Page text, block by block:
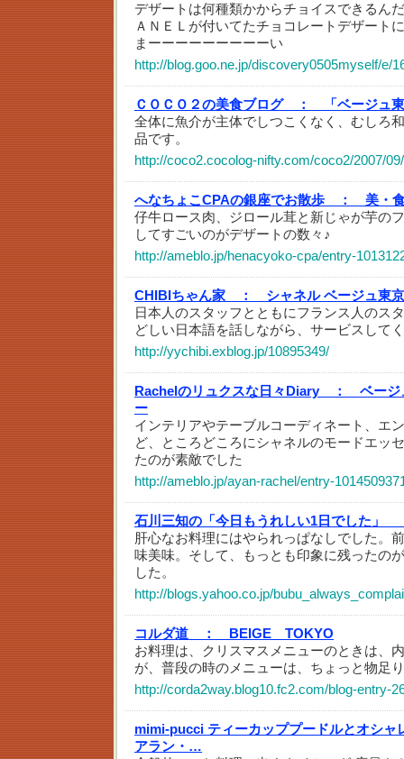
デザートは何種類かからチョイスできるん
ＡＮＥＬが付いてたチョコレートデザート
まーーーーーーーーーい
http://blog.goo.ne.jp/discovery0505myself/e/
ＣＯＣＯ２の美食ブログ ：
「ベージュ
全体に魚介が主体でしつこくなく、むしろ
品です。
http://coco2.cocolog-nifty.com/coco2/2007/
へなちょこCPAの銀座でお散歩 ：
美・
仔牛ロース肉、ジロール茸と新じゃが芋の
してすごいのがデザートの数々♪
http://ameblo.jp/henacyoko-cpa/entry-
CHIBIちゃん家 ：
シャネル ベージュ東京
日本人のスタッフとともにフランス人のス
どしい日本語を話しながら、サービスして
http://yychibi.exblog.jp/10895349/
Rachelのリュクスな日々Diary ：
ベージ
ー
インテリアやテーブルコーディネート、エ
ど、ところどころにシャネルのモードエッ
たのが素敵でした
http://ameblo.jp/ayan-rachel/entry-
石川三知の「今日もうれしい1日でした」
肝心なお料理にはやられっぱなしでした。
味美味。そして、もっとも印象に残ったの
した。
http://blogs.yahoo.co.jp/
コルダ道 ：
BEIGE TOKYO
お料理は、クリスマスメニューのときは、
が、普段の時のメニューは、ちょっと物足
http://corda2way.blog10.fc2.com/blog-entry-
mimi-pucci ティーカッププードルとオシ
アラン・…